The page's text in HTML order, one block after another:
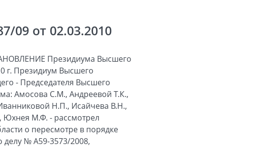
09 от 02.03.2010
Президиума Высшего
г. Президиум Высшего
- Председателя Высшего
Амосова С.М., Андреевой Т.К.,
Н.П., Исайчева В.Н.,
Юхнея М.Ф. - рассмотрел
о пересмотре в порядке
делу № А59-3573/2008,